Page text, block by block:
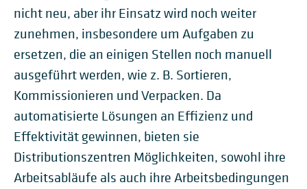
nicht neu, aber ihr Einsatz wird noch weiter
zunehmen, insbesondere um Aufgaben zu
ersetzen, die an einigen Stellen noch manuell
ausgeführt werden, wie z. B. Sortieren,
Kommissionieren und Verpacken. Da
automatisierte Lösungen an Effizienz und
Effektivität gewinnen, bieten sie
Distributionszentren Möglichkeiten, sowohl ihre
Arbeitsabläufe als auch ihre Arbeitsbedingungen